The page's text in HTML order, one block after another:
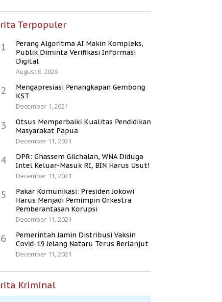
Terpopuler
Perang Algoritma AI Makin Kompleks,
Publik Diminta Verifikasi Informasi
Digital
August 6, 2026
Mengapresiasi Penangkapan Gembong
KST
December 1, 2021
Otsus Memperbaiki Kualitas Pendidikan
Masyarakat Papua
December 11, 2021
DPR: Ghassem Gilchalan, WNA Diduga
Intel Keluar-Masuk RI, BIN Harus Usut!
December 11, 2021
Pakar Komunikasi: Presiden Jokowi
Harus Menjadi Pemimpin Orkestra
Pemberantasan Korupsi
December 11, 2021
Pemerintah Jamin Distribusi Vaksin
Covid-19 Jelang Nataru Terus Berlanjut
December 11, 2021
Kriminal